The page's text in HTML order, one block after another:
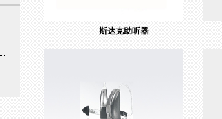
斯达克助听器